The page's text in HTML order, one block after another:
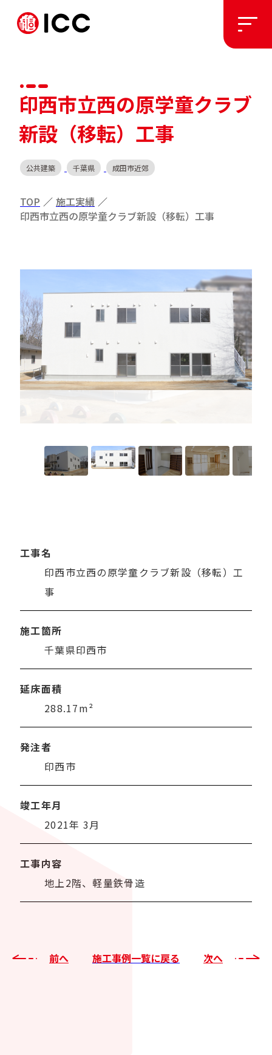
施工実績
私たちについて
お知らせ
セキュリティポリシー
印西市立西の原学童クラブ
新設（移転）工事
公共建築 千葉県 成田市近郊
TOP ／ 施工実績 ／
印西市立西の原学童クラブ新設（移転）工事
工事名
印西市立西の原学童クラブ新設（移転）工
事
施工箇所
千葉県印西市
延床面積
288.17m²
発注者
印西市
竣工年月
2021年 3月
工事内容
地上2階、軽量鉄骨造
前へ 施工事例一覧に戻る 次へ